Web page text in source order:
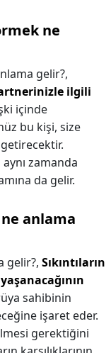
ne
gelir?,
ilgili
içinde
bu kişi, size
zamanda
da gelir.
anlama
gelir?, Sıkıntıların
sahibinin
işaret eder.
gerektiğini